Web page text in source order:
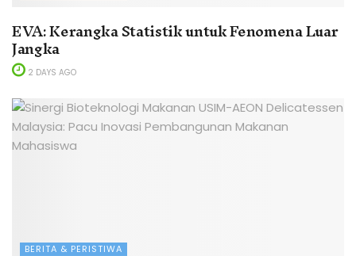
EVA: Kerangka Statistik untuk Fenomena Luar
Jangka
2 DAYS AGO
BERITA & PERISTIWA